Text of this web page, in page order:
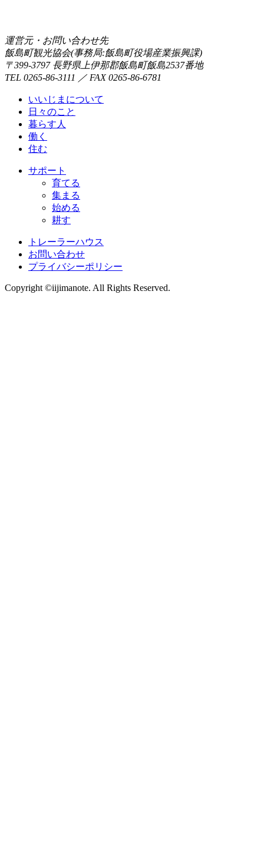
運営元・お問い合わせ先
飯島町観光協会(事務局:飯島町役場産業振興課)
〒399-3797 長野県上伊那郡飯島町飯島2537番地
TEL 0265-86-3111 ／ FAX 0265-86-6781
いいじまについて
日々のこと
暮らす人
働く
住む
サポート
育てる
集まる
始める
耕す
トレーラーハウス
お問い合わせ
プライバシーポリシー
Copyright ©iijimanote. All Rights Reserved.